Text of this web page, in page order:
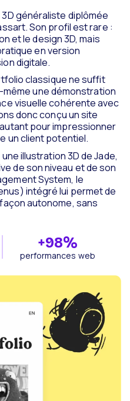
généraliste diplômée
Son profil est rare :
et le design 3D, mais
en version
digitale.
classique ne suffit
même une démonstration
visuelle cohérente avec
donc conçu un site
pour impressionner
un client potentiel.
illustration 3D de Jade,
de son niveau et de son
System, le
intégré lui permet de
autonome, sans
+98%
performances web